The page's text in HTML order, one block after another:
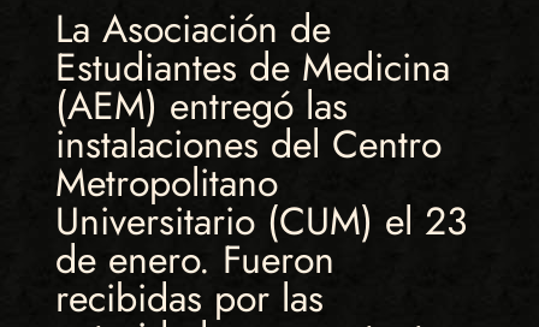
La Asociación de
Estudiantes de Medicina
(AEM) entregó las
instalaciones del Centro
Metropolitano
Universitario (CUM) el 23
de enero. Fueron
recibidas por las